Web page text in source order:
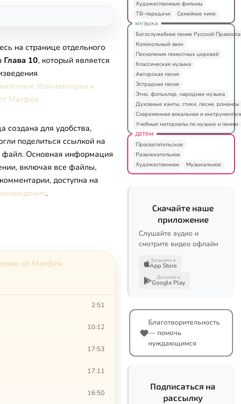
на странице отдельного
Глава 10, который является
Комментарии к
Матфея
создана для удобства,
поделиться ссылкой на
файл. Основная информация
включая все файлы,
доступна на
.
от Матфея
2:51
10:12
17:53
17:11
16:50
Художественные фильмы
ТВ-передачи
Семейное кино
МУЗЫКА
Богослужебное пение Русской
Колокольный звон
Песнопения поместных церквей
Классическая музыка
Авторская песня
Эстрадная песня
Этно, фольклор, народная музыка
Духовные канты, стихи, песни, романсы
Современная вокальная и
Учебные материалы по музыке и пению
ДЕТЯМ
Просветительское
Развлекательное
Художественное
Музыкальное
Скачайте наше
приложение
Слушайте аудио и
смотрите видео офлайн
Загрузите в
App Store
Доступно в
Google Play
Благотворительность
— помочь
нуждающимся
Подписаться на
рассылку